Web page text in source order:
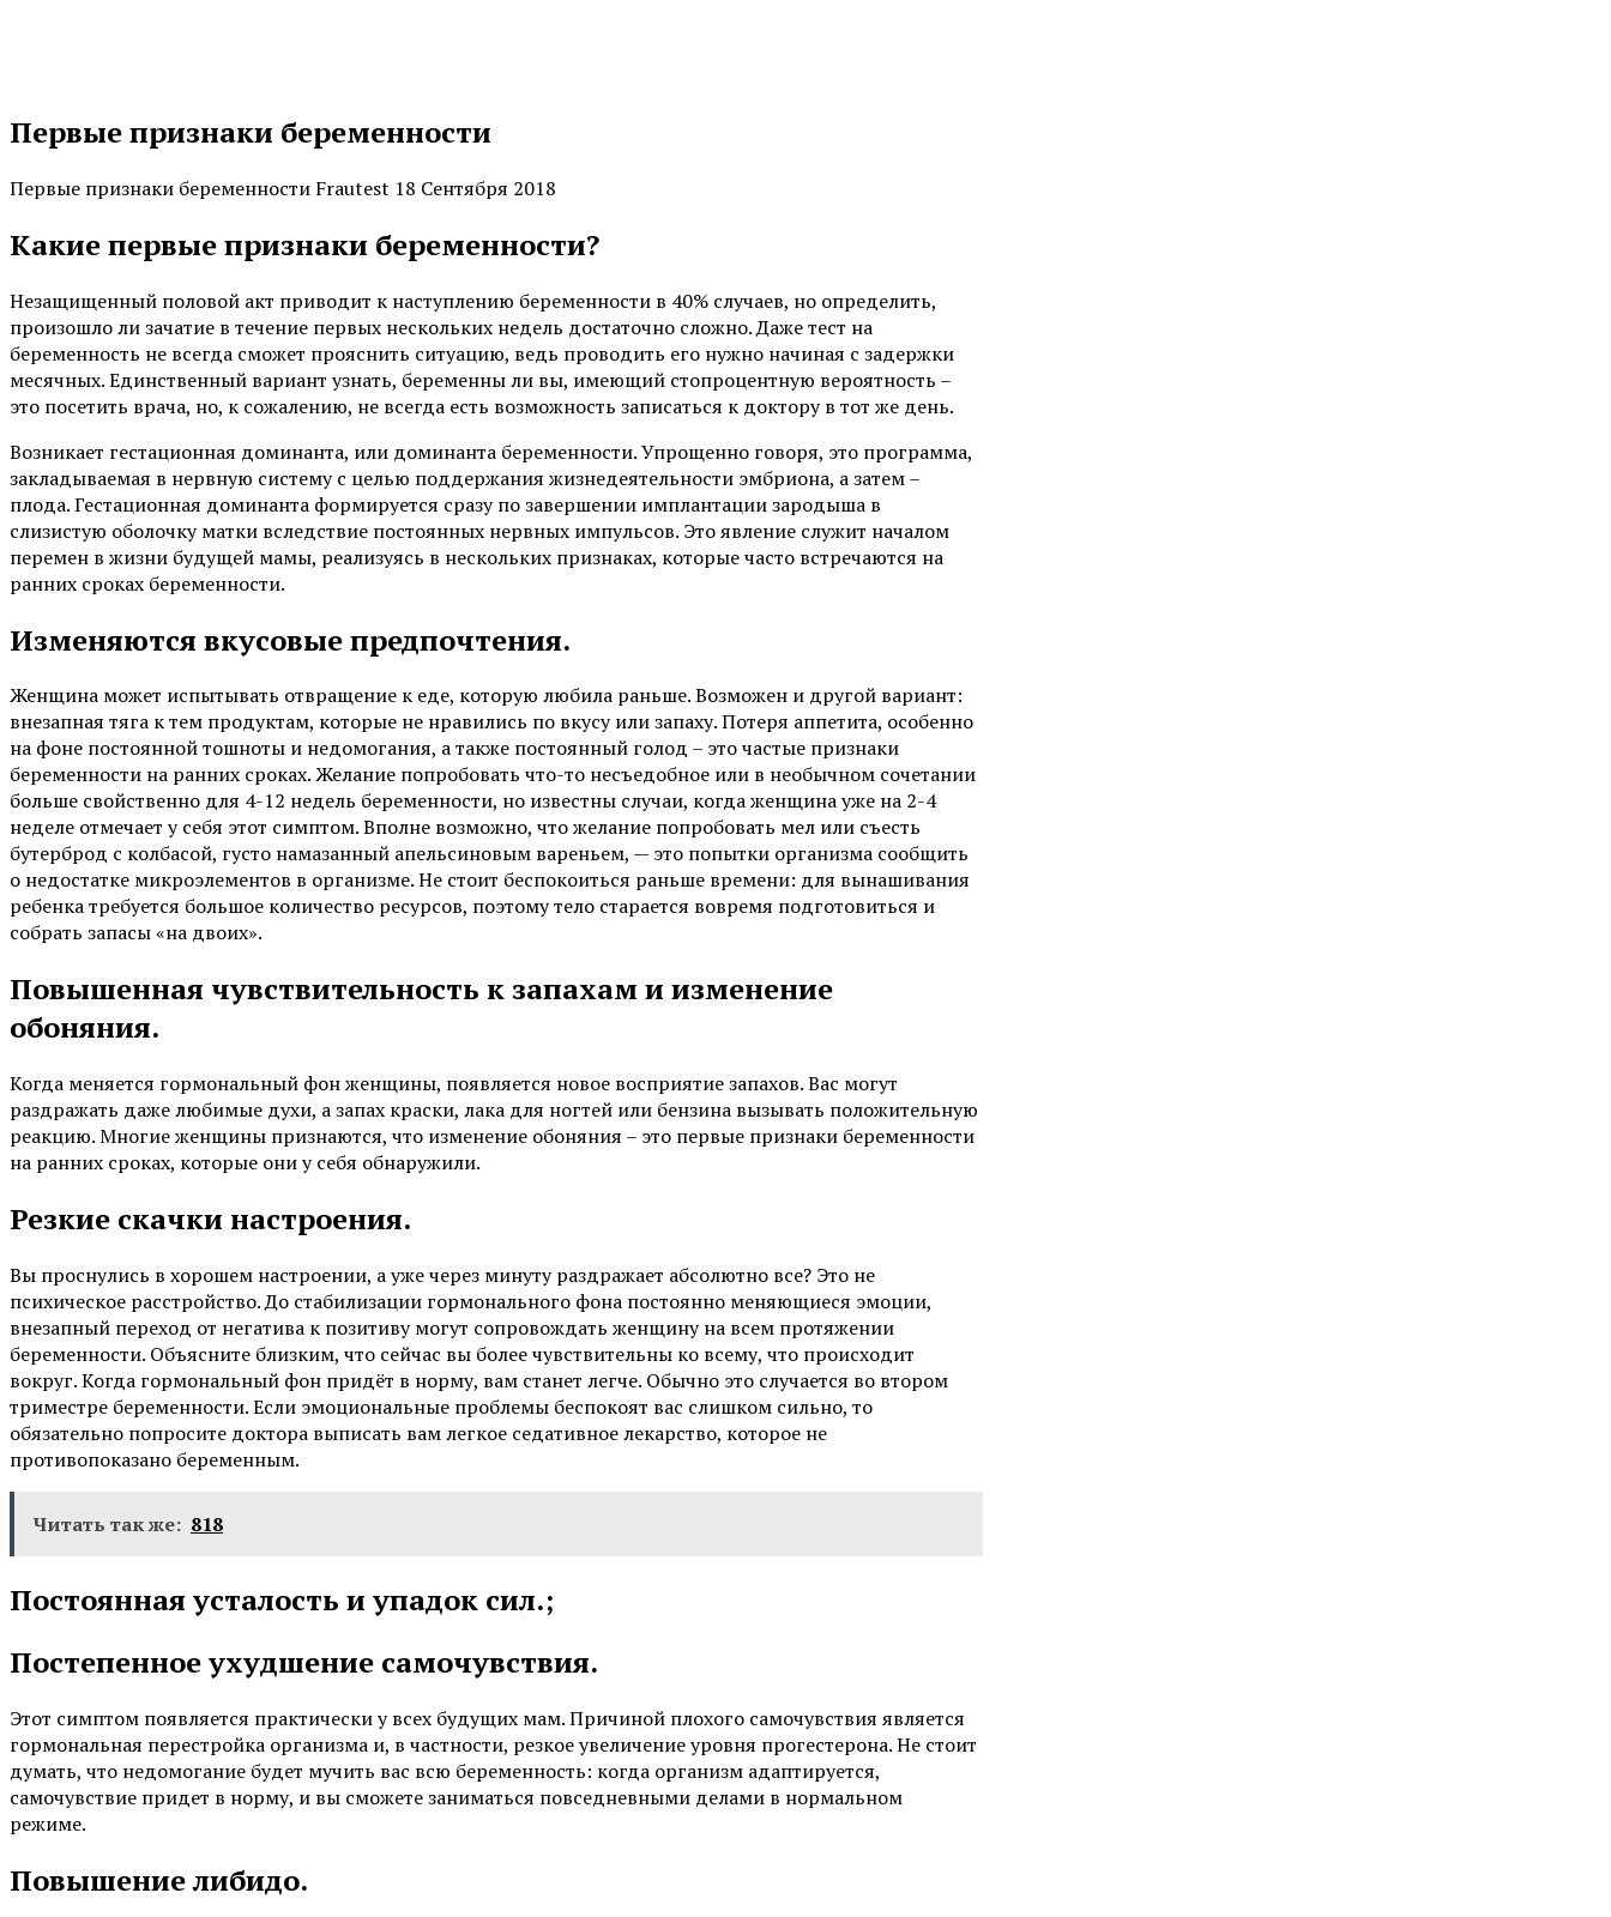
Первые признаки беременности
Первые признаки беременности Frautest 18 Сентября 2018
Какие первые признаки беременности?
Незащищенный половой акт приводит к наступлению беременности в 40% случаев, но определить,
произошло ли зачатие в течение первых нескольких недель достаточно сложно. Даже тест на
беременность не всегда сможет прояснить ситуацию, ведь проводить его нужно начиная с задержки
месячных. Единственный вариант узнать, беременны ли вы, имеющий стопроцентную вероятность –
это посетить врача, но, к сожалению, не всегда есть возможность записаться к доктору в тот же день.
Возникает гестационная доминанта, или доминанта беременности. Упрощенно говоря, это программа,
закладываемая в нервную систему с целью поддержания жизнедеятельности эмбриона, а затем –
плода. Гестационная доминанта формируется сразу по завершении имплантации зародыша в
слизистую оболочку матки вследствие постоянных нервных импульсов. Это явление служит началом
перемен в жизни будущей мамы, реализуясь в нескольких признаках, которые часто встречаются на
ранних сроках беременности.
Изменяются вкусовые предпочтения.
Женщина может испытывать отвращение к еде, которую любила раньше. Возможен и другой вариант:
внезапная тяга к тем продуктам, которые не нравились по вкусу или запаху. Потеря аппетита, особенно
на фоне постоянной тошноты и недомогания, а также постоянный голод – это частые признаки
беременности на ранних сроках. Желание попробовать что-то несъедобное или в необычном сочетании
больше свойственно для 4-12 недель беременности, но известны случаи, когда женщина уже на 2-4
неделе отмечает у себя этот симптом. Вполне возможно, что желание попробовать мел или съесть
бутерброд с колбасой, густо намазанный апельсиновым вареньем, — это попытки организма сообщить
о недостатке микроэлементов в организме. Не стоит беспокоиться раньше времени: для вынашивания
ребенка требуется большое количество ресурсов, поэтому тело старается вовремя подготовиться и
собрать запасы «на двоих».
Повышенная чувствительность к запахам и изменение
обоняния.
Когда меняется гормональный фон женщины, появляется новое восприятие запахов. Вас могут
раздражать даже любимые духи, а запах краски, лака для ногтей или бензина вызывать положительную
реакцию. Многие женщины признаются, что изменение обоняния – это первые признаки беременности
на ранних сроках, которые они у себя обнаружили.
Резкие скачки настроения.
Вы проснулись в хорошем настроении, а уже через минуту раздражает абсолютно все? Это не
психическое расстройство. До стабилизации гормонального фона постоянно меняющиеся эмоции,
внезапный переход от негатива к позитиву могут сопровождать женщину на всем протяжении
беременности. Объясните близким, что сейчас вы более чувствительны ко всему, что происходит
вокруг. Когда гормональный фон придёт в норму, вам станет легче. Обычно это случается во втором
триместре беременности. Если эмоциональные проблемы беспокоят вас слишком сильно, то
обязательно попросите доктора выписать вам легкое седативное лекарство, которое не
противопоказано беременным.
Читать так же: 818
Постоянная усталость и упадок сил.;
Постепенное ухудшение самочувствия.
Этот симптом появляется практически у всех будущих мам. Причиной плохого самочувствия является
гормональная перестройка организма и, в частности, резкое увеличение уровня прогестерона. Не стоит
думать, что недомогание будет мучить вас всю беременность: когда организм адаптируется,
самочувствие придет в норму, и вы сможете заниматься повседневными делами в нормальном
режиме.
Повышение либидо.